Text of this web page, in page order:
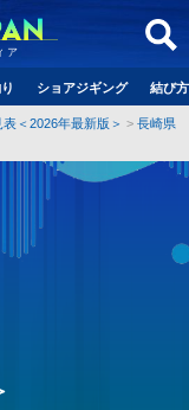
ア
ショアジギング 結び
＜2026年最新版＞
長崎県